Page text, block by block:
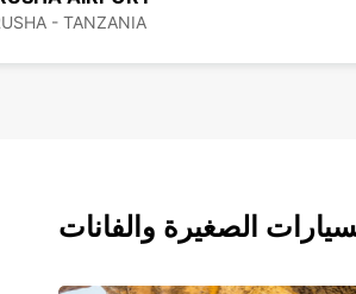
- TANZANIA
الصغيرة والفانات